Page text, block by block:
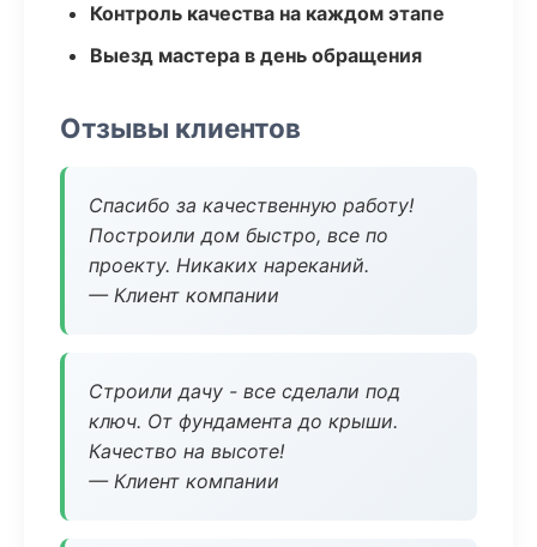
Контроль качества на каждом этапе
Выезд мастера в день обращения
Отзывы клиентов
Спасибо за качественную работу!
Построили дом быстро, все по
проекту. Никаких нареканий.
— Клиент компании
Строили дачу - все сделали под
ключ. От фундамента до крыши.
Качество на высоте!
— Клиент компании